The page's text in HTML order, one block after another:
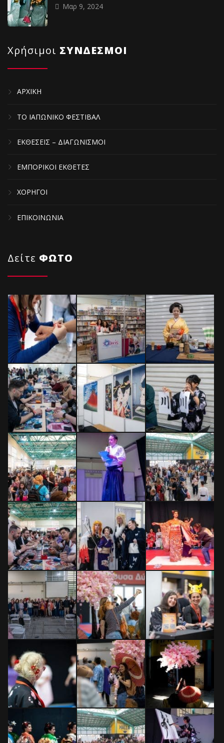
Μαρ 9, 2024
Χρήσιμοι ΣΥΝΔΕΣΜΟΙ
ΑΡΧΙΚΗ
ΤΟ ΙΑΠΩΝΙΚΟ ΦΕΣΤΙΒΑΛ
ΕΚΘΕΣΕΙΣ – ΔΙΑΓΩΝΙΣΜΟΙ
ΕΜΠΟΡΙΚΟΙ ΕΚΘΕΤΕΣ
ΧΟΡΗΓΟΙ
ΕΠΙΚΟΙΝΩΝΙΑ
Δείτε ΦΩΤΟ